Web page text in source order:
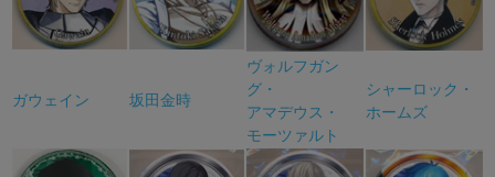
ガウェイン 坂田金時
ヴォルフガン
グ・
アマデウス・
モーツァルト
シャーロック・
ホームズ